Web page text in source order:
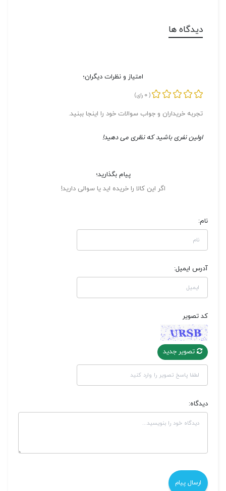
دیدگاه ها
امتیاز و نظرات دیگران؛
(
0 رای)
تجربه خریداران و جواب سوالات خود را اینجا ببنید.
اولین نفری باشید که نظری می دهید!
پیام بگذارید؛
اگر این کالا را خریده اید یا سوالی دارید!
نام:
آدرس ایمیل:
کد تصویر
تصویر جدید
دیدگاه: